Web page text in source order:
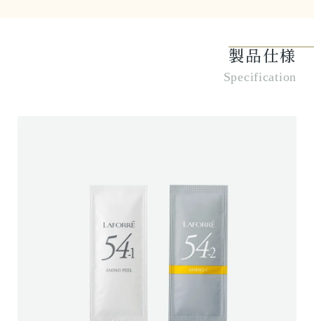
製品仕様
Specification